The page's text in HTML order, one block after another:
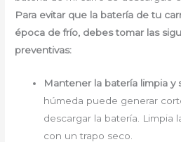
Para evitar que la batería de tu
época de frío, debes tomar las
preventivas:
Mantener la batería limpia y
húmeda puede generar
descargar la batería. Limpia
con un trapo seco.